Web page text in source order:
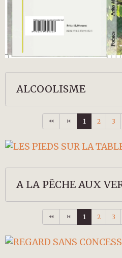
ALCOOLISME
1 2 3
A LA PÊCHE AUX
1 2 3